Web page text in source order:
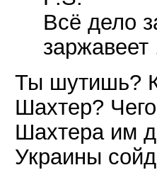
Всё дело
заржавеет
Ты шутишь?
Шахтер?
Шахтера им
Украины